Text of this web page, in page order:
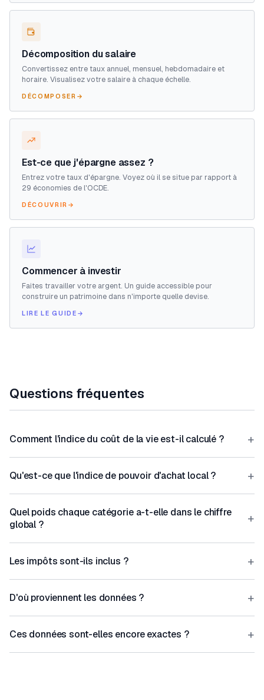
Décomposition du salaire
Convertissez entre taux annuel, mensuel, hebdomadaire et
horaire. Visualisez votre salaire à chaque échelle.
DÉCOMPOSER →
Est-ce que j'épargne assez ?
Entrez votre taux d'épargne. Voyez où il se situe par rapport à
29 économies de l'OCDE.
DÉCOUVRIR →
Commencer à investir
Faites travailler votre argent. Un guide accessible pour
construire un patrimoine dans n'importe quelle devise.
LIRE LE GUIDE →
Questions fréquentes
Comment l'indice du coût de la vie est-il calculé ? +
Qu'est-ce que l'indice de pouvoir d'achat local ? +
Quel poids chaque catégorie a-t-elle dans le chiffre
global ?
+
Les impôts sont-ils inclus ? +
D'où proviennent les données ? +
Ces données sont-elles encore exactes ? +